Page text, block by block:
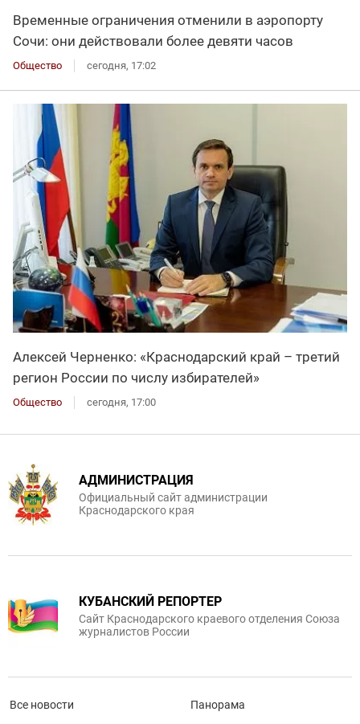
Временные ограничения отменили в аэропорту
Сочи: они действовали более девяти часов
Общество сегодня, 17:02
Алексей Черненко: «Краснодарский край – третий
регион России по числу избирателей»
Общество сегодня, 17:00
АДМИНИСТРАЦИЯ
Официальный сайт администрации
Краснодарского края
КУБАНСКИЙ РЕПОРТЕР
Сайт Краснодарского краевого отделения Союза
журналистов России
Все новости Панорама